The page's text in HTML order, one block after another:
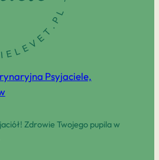
Psyjaciele,
Zdrowie Twojego pupila w